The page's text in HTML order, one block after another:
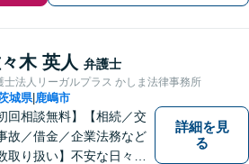
木 英人 弁護士
士法人リーガルプラス かしま法律事務所
城県| 鹿嶋市
回相談無料】【相続／交
故／借金／企業法務など
取り扱い】不安な日々を
詳細を見
る